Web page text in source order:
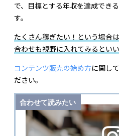
で、目標とする年収を達成でき
す。
たくさん稼ぎたい！という場合
合わせも視野に入れてみるとい
コンテンツ販売の始め方に関し
ださい。